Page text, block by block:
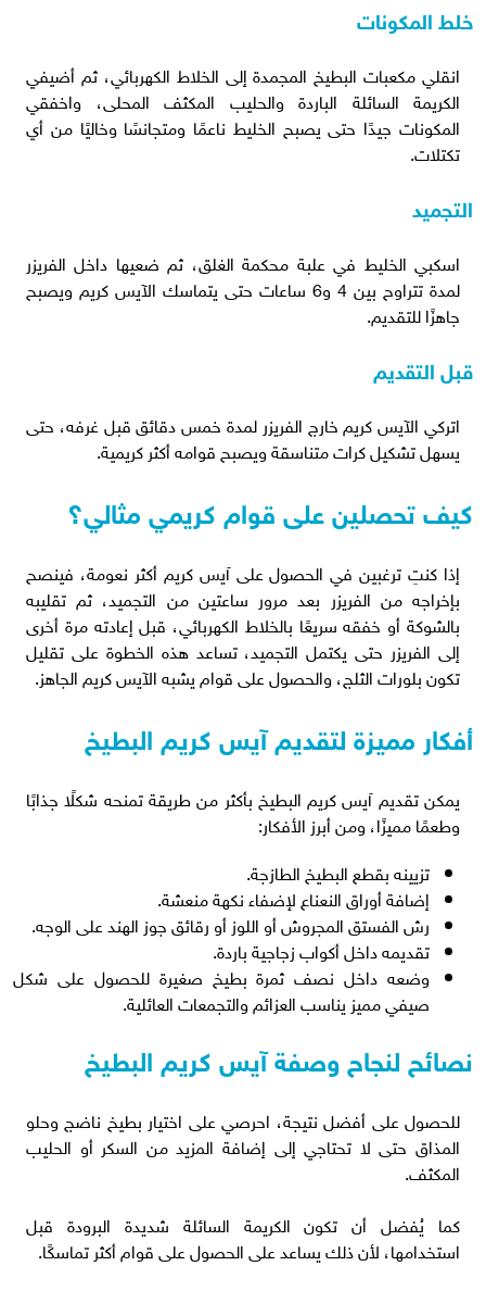
خلط المكونات
انقلي مكعبات البطيخ المجمدة إلى الخلاط الكهربائي، ثم أضيفي
الكريمة السائلة الباردة والحليب المكثف المحلى، واخفقي
المكونات جيدًا حتى يصبح الخليط ناعمًا ومتجانسًا وخاليًا من أي
تكتلات.
التجميد
اسكبي الخليط في علبة محكمة الغلق، ثم ضعيها داخل الفريزر
لمدة تتراوح بين 4 و6 ساعات حتى يتماسك الآيس كريم ويصبح
جاهزًا للتقديم.
قبل التقديم
اتركي الآيس كريم خارج الفريزر لمدة خمس دقائق قبل غرفه، حتى
يسهل تشكيل كرات متناسقة ويصبح قوامه أكثر كريمية.
كيف تحصلين على قوام كريمي مثالي؟
إذا كنتِ ترغبين في الحصول على آيس كريم أكثر نعومة، فينصح
بإخراجه من الفريزر بعد مرور ساعتين من التجميد، ثم تقليبه
بالشوكة أو خفقه سريعًا بالخلاط الكهربائي، قبل إعادته مرة أخرى
إلى الفريزر حتى يكتمل التجميد، تساعد هذه الخطوة على تقليل
تكون بلورات الثلج، والحصول على قوام يشبه الآيس كريم الجاهز.
أفكار مميزة لتقديم آيس كريم البطيخ
يمكن تقديم آيس كريم البطيخ بأكثر من طريقة تمنحه شكلًا جذابًا
وطعمًا مميزًا، ومن أبرز الأفكار:
تزيينه بقطع البطيخ الطازجة.
إضافة أوراق النعناع لإضفاء نكهة منعشة.
رش الفستق المجروش أو اللوز أو رقائق جوز الهند على الوجه.
تقديمه داخل أكواب زجاجية باردة.
وضعه داخل نصف ثمرة بطيخ صغيرة للحصول على شكل
صيفي مميز يناسب العزائم والتجمعات العائلية.
نصائح لنجاح وصفة آيس كريم البطيخ
للحصول على أفضل نتيجة، احرصي على اختيار بطيخ ناضج وحلو
المذاق حتى لا تحتاجي إلى إضافة المزيد من السكر أو الحليب
المكثف.
كما يُفضل أن تكون الكريمة السائلة شديدة البرودة قبل
استخدامها، لأن ذلك يساعد على الحصول على قوام أكثر تماسكًا.